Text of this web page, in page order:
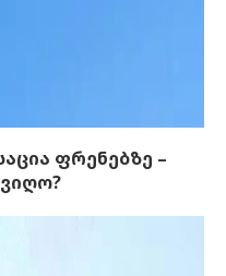
ფრენებზე –